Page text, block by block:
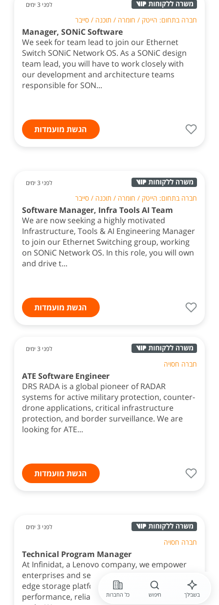
לפני 3 ימים
חברה בתחום: הייטק / חומרה / תוכנה / סייבר
Manager, SONiC Software
We seek for team lead to join our Ethernet
Switch SONiC Network OS. As a SONiC design
team lead, you will have to work closely with
our development and architecture teams
responsible for SON...
הגשת מועמדות
לפני 3 ימים
חברה בתחום: הייטק / חומרה / תוכנה / סייבר
Software Manager, Infra Tools AI Team
We are now seeking a highly motivated
Infrastructure, Tools & AI Engineering Manager
to join our Ethernet Switching group, working
on SONiC Network OS. In this role, you will own
and drive t...
הגשת מועמדות
לפני 3 ימים
חברה חסויה
ATE Software Engineer
DRS RADA is a global pioneer of RADAR
systems for active military protection, counter-
drone applications, critical infrastructure
protection, and border surveillance. We are
looking for ATE...
הגשת מועמדות
לפני 3 ימים
חברה חסויה
Technical Program Manager
At Infinidat, a Lenovo company, we empower
enterprises and service providers with cutting-
edge storage platforms that redefine
performance, reliability, and cyber resilience at
בשבילך חיפוש כל החברות